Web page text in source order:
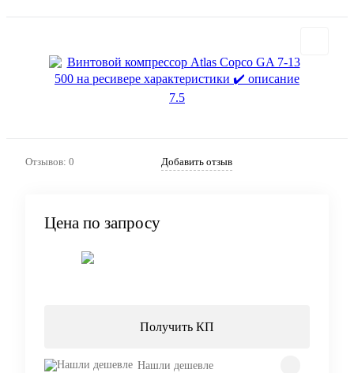
Отзывов: 0 Добавить отзыв
Цена по запросу
Получить КП
Нашли дешевле